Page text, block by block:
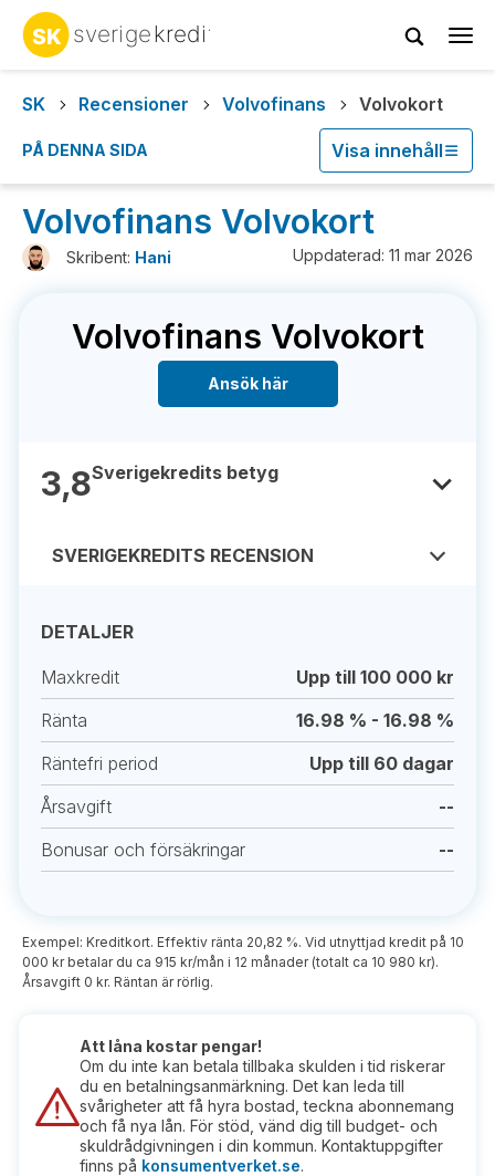
SK
Recensioner Volvofinans Volvokort
PÅ DENNA SIDA Visa innehåll
Volvofinans Volvokort
Skribent: Hani Uppdaterad: 11 mar 2026
Volvofinans Volvokort
Ansök här
3,8Sverigekredits betyg
SVERIGEKREDITS RECENSION
DETALJER
Maxkredit
Upp till 100 000 kr
Ränta
16.98 % - 16.98 %
Räntefri period
Upp till 60 dagar
Årsavgift
--
Bonusar och försäkringar
--
Exempel: Kreditkort. Effektiv ränta 20,82 %. Vid utnyttjad kredit på 10
000 kr betalar du ca 915 kr/mån i 12 månader (totalt ca 10 980 kr).
Årsavgift 0 kr. Räntan är rörlig.
Att låna kostar pengar!
Om du inte kan betala tillbaka skulden i tid riskerar
du en betalningsanmärkning. Det kan leda till
svårigheter att få hyra bostad, teckna abonnemang
och få nya lån. För stöd, vänd dig till budget- och
skuldrådgivningen i din kommun. Kontaktuppgifter
finns på konsumentverket.se.